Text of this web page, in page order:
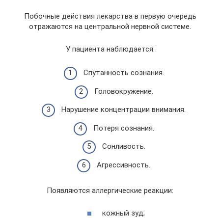
Побочные действия лекарства в первую очередь
отражаются на центральной нервной системе.
У пациента наблюдается:
Спутанность сознания.
Головокружение.
Нарушение концентрации внимания.
Потеря сознания.
Сонливость.
Агрессивность.
Появляются аллергические реакции:
кожный зуд;